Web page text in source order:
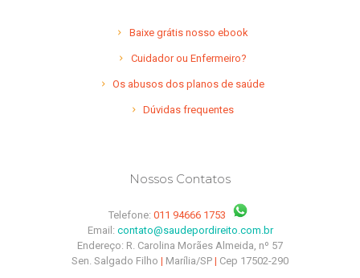
Baixe grátis nosso ebook
Cuidador ou Enfermeiro?
Os abusos dos planos de saúde
Dúvidas frequentes
Nossos Contatos
Telefone: 011 94666 1753
Email: contato@saudepordireito.com.br
Endereço: R. Carolina Morães Almeida, nº 57
Sen. Salgado Filho | Marília/SP | Cep 17502-290